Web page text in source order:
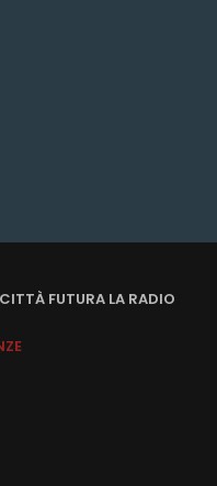
FUTURA LA RADIO